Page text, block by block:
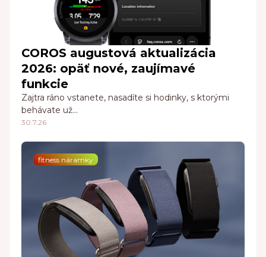
COROS augustová aktualizácia
2026: opäť nové, zaujímavé
funkcie
Zajtra ráno vstanete, nasadíte si hodinky, s ktorými
behávate už…
30.7.26
fitness náramky